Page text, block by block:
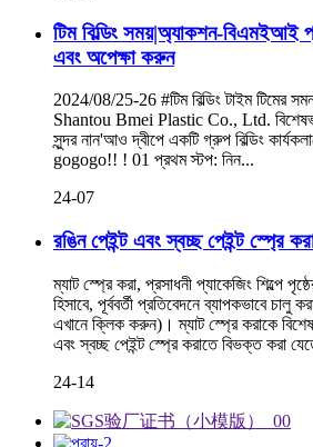
টিম বিল্ডিং সময়|অ্যাকশন-বিএমইআই
এবং অপেক্ষা করুন
2024/08/25-26 #টিম বিল্ডিং টাইম টিমের
Shantou Bmei Plastic Co., Ltd.
সুন্দর নান'আও দ্বীপে একটি গ্রুপ বিল্ডিং
gogogo!! ! 01 প্রথম স্টপ: নিন...
24-07
রঙিন পেইন্ট এবং স্বচ্ছ পেইন্ট স্প্রে
ম্যাট স্প্রে করা, প্রসাধনী প্যাকেজিং শিল্পে
হিসাবে, পূর্ববর্তী প্রতিবেদনে ব্যাপকভাবে চালু
এখানে ক্লিক করুন)। ম্যাট স্প্রে করাকে
এবং স্বচ্ছ পেইন্ট স্প্রে করাতে বিভক্ত করা
24-14